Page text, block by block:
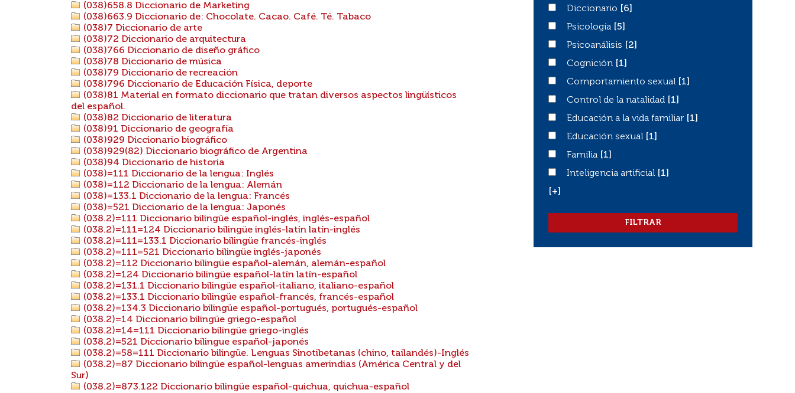
(038)658.8 Diccionario de Marketing
(038)663.9 Diccionario de: Chocolate. Cacao. Café. Té. Tabaco
(038)7 Diccionario de arte
(038)72 Diccionario de arquitectura
(038)766 Diccionario de diseño gráfico
(038)78 Diccionario de música
(038)79 Diccionario de recreación
(038)796 Diccionario de Educación Física, deporte
(038)81 Material en formato diccionario que tratan diversos aspectos lingüísticos
del español.
(038)82 Diccionario de literatura
(038)91 Diccionario de geografía
(038)929 Diccionario biográfico
(038)929(82) Diccionario biográfico de Argentina
(038)94 Diccionario de historia
(038)=111 Diccionario de la lengua: Inglés
(038)=112 Diccionario de la lengua: Alemán
(038)=133.1 Diccionario de la lengua: Francés
(038)=521 Diccionario de la lengua: Japonés
(038.2)=111 Diccionario bilingüe español-inglés, inglés-español
(038.2)=111=124 Diccionario bilingüe inglés-latín latín-inglés
(038.2)=111=133.1 Diccionario bilingüe francés-inglés
(038.2)=111=521 Diccionario bilingüe inglés-japonés
(038.2)=112 Diccionario bilingüe español-alemán, alemán-español
(038.2)=124 Diccionario bilingüe español-latín latín-español
(038.2)=131.1 Diccionario bilingüe español-italiano, italiano-español
(038.2)=133.1 Diccionario bilingüe español-francés, francés-español
(038.2)=134.3 Diccionario bilingüe español-portugués, portugués-español
(038.2)=14 Diccionario bilingüe griego-español
(038.2)=14=111 Diccionario bilingüe griego-inglés
(038.2)=521 Diccionario bilingue español-japonés
(038.2)=58=111 Diccionario bilingüe. Lenguas Sinotibetanas (chino, tailandés)-Inglés
(038.2)=87 Diccionario bilingüe español-lenguas amerindias (América Central y del
Sur)
(038.2)=873.122 Diccionario bilingüe español-quichua, quichua-español
Diccionario
Diccionario
[6]
Psicología
Psicología
[5]
Psicoanálisis
Psicoanálisis
[2]
Cognición
Cognición
[1]
Comportamiento sexual
Comportamiento sexual
[1]
Control de la natalidad
Control de la natalidad
[1]
Educación a la vida familiar
Educación a la vida familiar
[1]
Educación sexual
Educación sexual
[1]
FamiliaFamilia
[1]
Inteligencia artificial
Inteligencia artificial
[1]
[+]